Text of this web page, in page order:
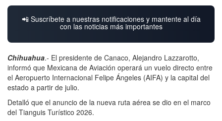
📲 Suscríbete a nuestras notificaciones y mantente al día
con las noticias más importantes
Chihuahua.- El presidente de Canaco, Alejandro Lazzarotto,
informó que Mexicana de Aviación operará un vuelo directo entre
el Aeropuerto Internacional Felipe Ángeles (AIFA) y la capital del
estado a partir de julio.
Detalló que el anuncio de la nueva ruta aérea se dio en el marco
del Tianguis Turístico 2026.